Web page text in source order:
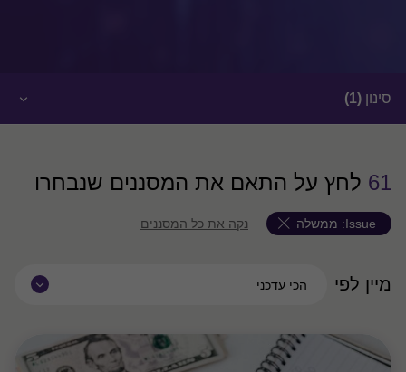
סינון (1)
61 לחץ על התאם את המסננים שנבחרו
Issue: ממשלה נקה את כל המסננים
מיין לפי הכי עדכני